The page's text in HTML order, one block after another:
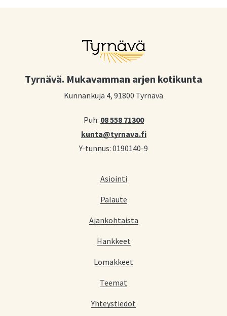
Tyrnävä. Mukavamman arjen kotikunta
Kunnankuja 4, 91800 Tyrnävä
Puh: 08 558 71300
kunta@tyrnava.fi
Y-tunnus: 0190140-9
Asiointi
Palaute
Ajankohtaista
Hankkeet
Lomakkeet
Teemat
Yhteystiedot